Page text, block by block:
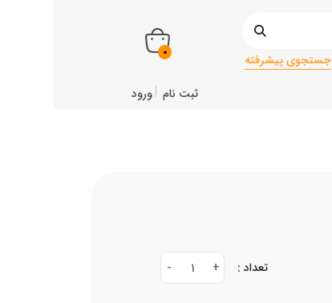
جستجوی پیشرفته 0
ثبت نام ورود
تعداد : +
1
-